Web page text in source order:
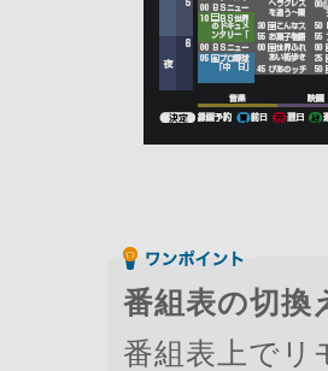
番組表の切換
番組表上でリ